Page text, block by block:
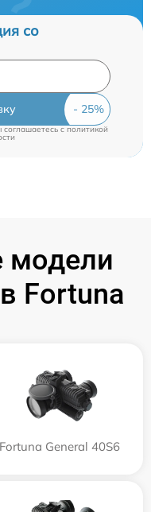
со
соглашаетесь cполитикой
модели
Fortuna
Fortuna General 40S6